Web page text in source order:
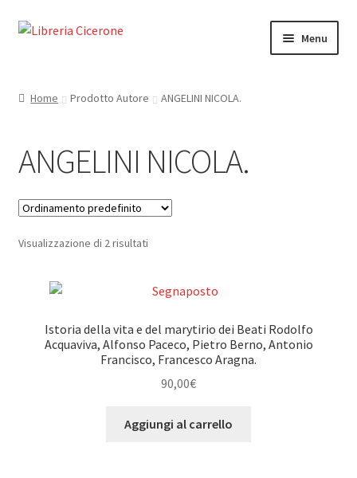
Vai
Vai
Menu
La Storia
Contattaci
Cassa
Carrello
Privacy Policy
Home Prodotto Autore ANGELINI NICOLA.
ANGELINI NICOLA.
Visualizzazione di 2 risultati
Istoria della vita e del marytirio dei Beati Rodolfo
Acquaviva, Alfonso Paceco, Pietro Berno, Antonio
Francisco, Francesco Aragna.
90,00€
Aggiungi al carrello